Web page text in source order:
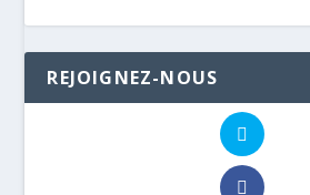
REJOIGNEZ-NOUS